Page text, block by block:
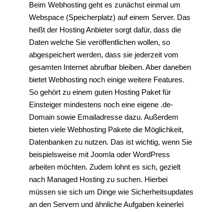
Beim Webhosting geht es zunächst einmal um
Webspace (Speicherplatz) auf einem Server. Das
heißt der Hosting Anbieter sorgt dafür, dass die
Daten welche Sie veröffentlichen wollen, so
abgespeichert werden, dass sie jederzeit vom
gesamten Internet abrufbar bleiben. Aber daneben
bietet Webhosting noch einige weitere Features.
So gehört zu einem guten Hosting Paket für
Einsteiger mindestens noch eine eigene .de-
Domain sowie Emailadresse dazu. Außerdem
bieten viele Webhosting Pakete die Möglichkeit,
Datenbanken zu nutzen. Das ist wichtig, wenn Sie
beispielsweise mit Joomla oder WordPress
arbeiten möchten. Zudem lohnt es sich, gezielt
nach Managed Hosting zu suchen. Hierbei
müssen sie sich um Dinge wie Sicherheitsupdates
an den Servern und ähnliche Aufgaben keinerlei